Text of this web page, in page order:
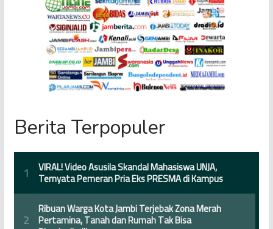
Berita Terpopuler